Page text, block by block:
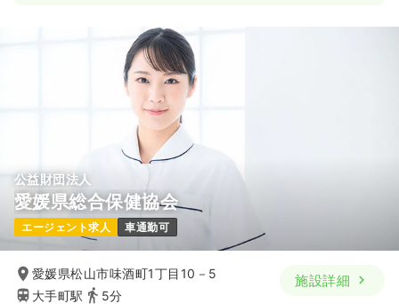
公益財団法人
愛媛県総合保健協会
エージェント求人 車通勤可
愛媛県松山市味酒町1丁目10－5
大手町駅
5分
施設詳細